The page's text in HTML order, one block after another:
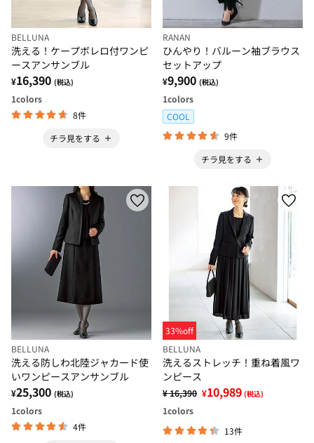
BELLUNA
洗える！ケープボレロ付ワンピ
ースアンサンブル
¥16,390 (税込)
1colors
8件
チラ見をする
RANAN
ひんやり！バルーン袖ブラウス
セットアップ
¥9,900 (税込)
1colors
COOL
9件
チラ見をする
BELLUNA
洗える防しわ北陸ジャカード使
いワンピースアンサンブル
¥25,300 (税込)
1colors
4件
33%off
BELLUNA
洗えるストレッチ！重ね着風ワ
ンピース
¥ 16,390 ¥10,989 (税込)
1colors
13件